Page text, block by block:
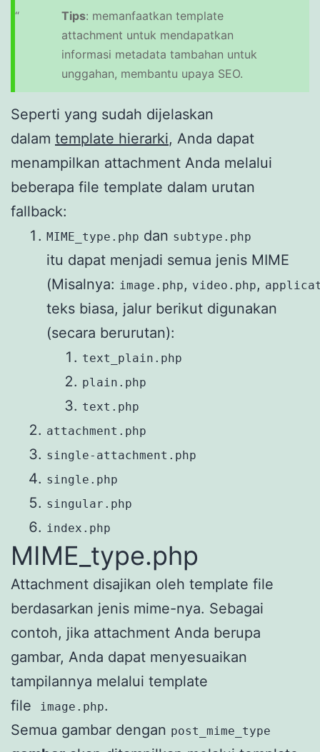
Tips: memanfaatkan template
attachment untuk mendapatkan
informasi metadata tambahan untuk
unggahan, membantu upaya SEO.
Seperti yang sudah dijelaskan
dalam template hierarki, Anda dapat
menampilkan attachment Anda melalui
beberapa file template dalam urutan
fallback:
MIME_type.php dan subtype.php
itu dapat menjadi semua jenis MIME
(Misalnya: image.php, video.php,
teks biasa, jalur berikut digunakan
(secara berurutan):
text_plain.php
plain.php
text.php
attachment.php
single-attachment.php
single.php
singular.php
index.php
MIME_type.php
Attachment disajikan oleh template file
berdasarkan jenis mime-nya. Sebagai
contoh, jika attachment Anda berupa
gambar, Anda dapat menyesuaikan
tampilannya melalui template
file
image.php.
Semua gambar dengan post_mime_type